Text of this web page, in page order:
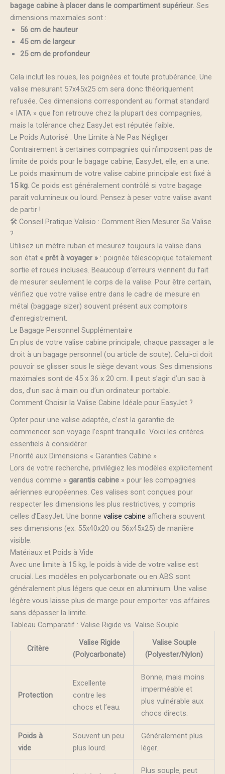
bagage cabine à placer dans le compartiment supérieur. Ses
dimensions maximales sont :
56 cm de hauteur
45 cm de largeur
25 cm de profondeur
Cela inclut les roues, les poignées et toute protubérance. Une
valise mesurant 57x45x25 cm sera donc théoriquement
refusée. Ces dimensions correspondent au format standard
« IATA » que l’on retrouve chez la plupart des compagnies,
mais la tolérance chez EasyJet est réputée faible.
Le Poids Autorisé : Une Limite à Ne Pas Négliger
Contrairement à certaines compagnies qui n’imposent pas de
limite de poids pour le bagage cabine, EasyJet, elle, en a une.
Le poids maximum de votre valise cabine principale est fixé à
15 kg. Ce poids est généralement contrôlé si votre bagage
paraît volumineux ou lourd. Pensez à peser votre valise avant
de partir !
🛠️ Conseil Pratique Valisio : Comment Bien Mesurer Sa Valise
?
Utilisez un mètre ruban et mesurez toujours la valise dans
son état « prêt à voyager » : poignée télescopique totalement
sortie et roues incluses. Beaucoup d’erreurs viennent du fait
de mesurer seulement le corps de la valise. Pour être certain,
vérifiez que votre valise entre dans le cadre de mesure en
métal (baggage sizer) souvent présent aux comptoirs
d’enregistrement.
Le Bagage Personnel Supplémentaire
En plus de votre valise cabine principale, chaque passager a le
droit à un bagage personnel (ou article de soute). Celui-ci doit
pouvoir se glisser sous le siège devant vous. Ses dimensions
maximales sont de 45 x 36 x 20 cm. Il peut s’agir d’un sac à
dos, d’un sac à main ou d’un ordinateur portable.
Comment Choisir la Valise Cabine Idéale pour EasyJet ?
Opter pour une valise adaptée, c’est la garantie de
commencer son voyage l’esprit tranquille. Voici les critères
essentiels à considérer.
Priorité aux Dimensions « Garanties Cabine »
Lors de votre recherche, privilégiez les modèles explicitement
vendus comme « garantis cabine » pour les compagnies
aériennes européennes. Ces valises sont conçues pour
respecter les dimensions les plus restrictives, y compris
celles d’EasyJet. Une bonne valise cabine affichera souvent
ses dimensions (ex: 55x40x20 ou 56x45x25) de manière
visible.
Matériaux et Poids à Vide
Avec une limite à 15 kg, le poids à vide de votre valise est
crucial. Les modèles en polycarbonate ou en ABS sont
généralement plus légers que ceux en aluminium. Une valise
légère vous laisse plus de marge pour emporter vos affaires
sans dépasser la limite.
Tableau Comparatif : Valise Rigide vs. Valise Souple
Critère
Valise Rigide
(Polycarbonate)
Valise Souple
(Polyester/Nylon)
Protection
Excellente
contre les
chocs et l’eau.
Bonne, mais moins
imperméable et
plus vulnérable aux
chocs directs.
Poids à
vide
Souvent un peu
plus lourd.
Généralement plus
léger.
Plus souple, peut